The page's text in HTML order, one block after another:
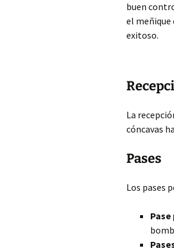
buen
el meñique
exitoso.
La
cóncavas
Pases
Los pases